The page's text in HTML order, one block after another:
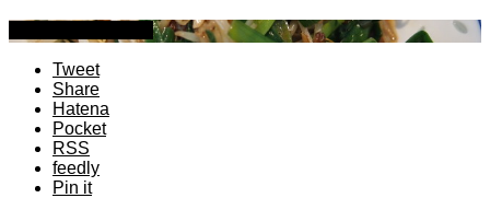
Tweet
Share
Hatena
Pocket
RSS
feedly
Pin it